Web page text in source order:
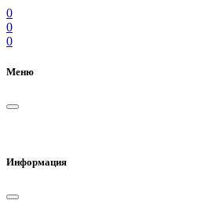
0
0
0
Меню
Информация